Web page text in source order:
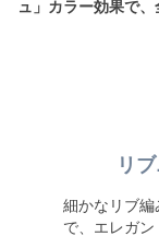
ュ」カラー効果で
リ
細かなリブ編
で、エレガン